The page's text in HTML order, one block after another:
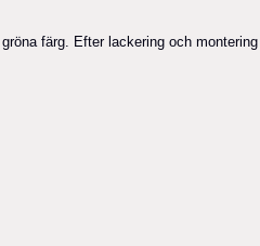
färg. Efter lackering och montering